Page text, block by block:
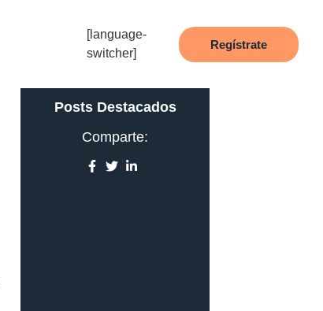
[language-
switcher]
Regístrate
Posts Destacados
Comparte: